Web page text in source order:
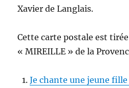
Xavier de Langlais.
Cette carte postale est
« MIREILLE » de la
Je chante une jeune fille